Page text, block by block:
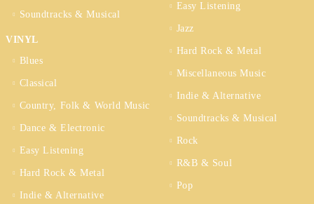
Soundtracks & Musical
VINYL
Blues
Classical
Country, Folk & World Music
Dance & Electronic
Easy Listening
Hard Rock & Metal
Indie & Alternative
Easy Listening
Jazz
Hard Rock & Metal
Miscellaneous Music
Indie & Alternative
Soundtracks & Musical
Rock
R&B & Soul
Pop